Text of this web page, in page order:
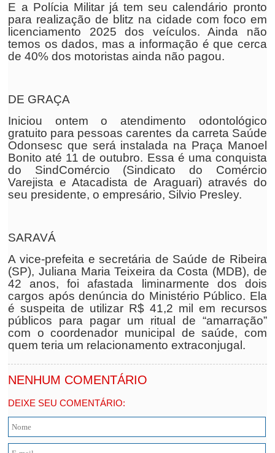
E a Polícia Militar já tem seu calendário pronto
para realização de blitz na cidade com foco em
licenciamento 2025 dos veículos. Ainda não
temos os dados, mas a informação é que cerca
de 40% dos motoristas ainda não pagou.
DE GRAÇA
Iniciou ontem o atendimento odontológico
gratuito para pessoas carentes da carreta Saúde
Odonsesc que será instalada na Praça Manoel
Bonito até 11 de outubro. Essa é uma conquista
do SindComércio (Sindicato do Comércio
Varejista e Atacadista de Araguari) através do
seu presidente, o empresário, Silvio Presley.
SARAVÁ
A vice-prefeita e secretária de Saúde de Ribeira
(SP), Juliana Maria Teixeira da Costa (MDB), de
42 anos, foi afastada liminarmente dos dois
cargos após denúncia do Ministério Público. Ela
é suspeita de utilizar R$ 41,2 mil em recursos
públicos para pagar um ritual de “amarração”
com o coordenador municipal de saúde, com
quem teria um relacionamento extraconjugal.
NENHUM COMENTÁRIO
DEIXE SEU COMENTÁRIO: